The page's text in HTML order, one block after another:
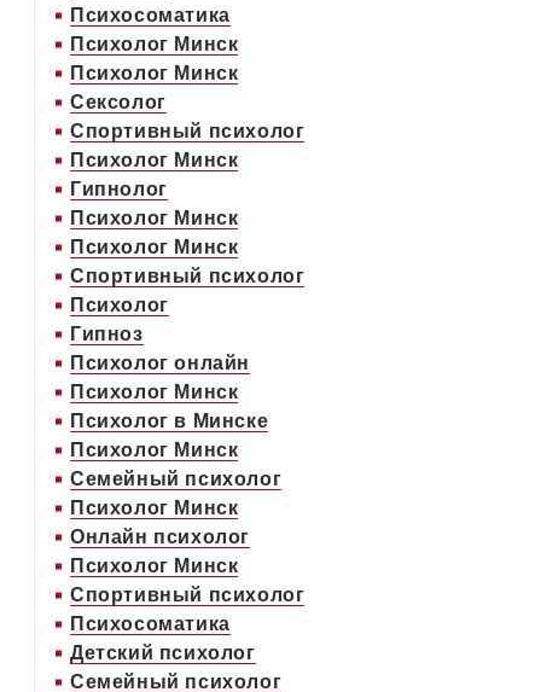
Психосоматика
Психолог Минск
Психолог Минск
Сексолог
Спортивный психолог
Психолог Минск
Гипнолог
Психолог Минск
Психолог Минск
Спортивный психолог
Психолог
Гипноз
Психолог онлайн
Психолог Минск
Психолог в Минске
Психолог Минск
Семейный психолог
Психолог Минск
Онлайн психолог
Психолог Минск
Спортивный психолог
Психосоматика
Детский психолог
Семейный психолог